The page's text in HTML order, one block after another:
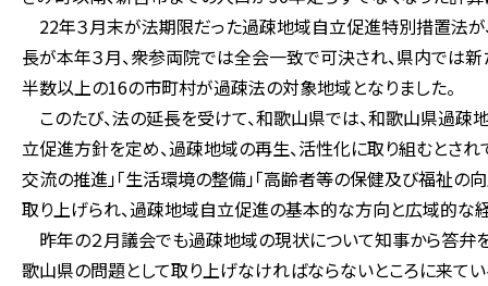
22年３月末が法期限だった過疎地域自立促進特別措置法が
長が本年３月、衆参両院では全会一致で可決され、県内では
半数以上の16の市町村が過疎法の対象地域となりました。
このたび、法の延長を受けて、和歌山県では、和歌山県過
立促進方針を定め、過疎地域の再生、活性化に取り組むとされ
交流の推進」「生活環境の整備」「高齢者等の保健及び福祉の
取り上げられ、過疎地域自立促進の基本的な方向と広域的な
昨年の２月議会でも過疎地域の現状について知事から答弁
歌山県の問題として取り上げなければならないところに来て